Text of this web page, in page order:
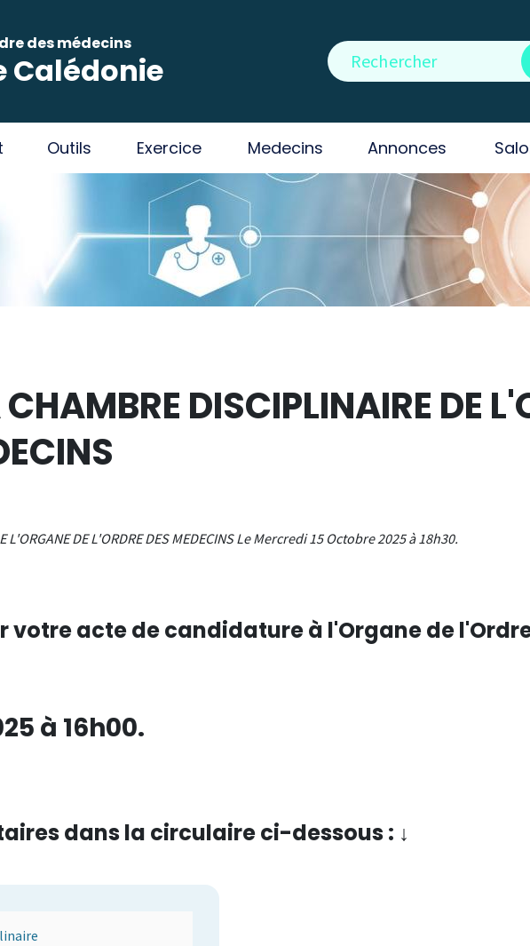
des médecins
Calédonie Rechercher
Outils Exercice Medecins Annonces
DISCIPLINAIRE DE
L'ORGANE DE L'ORDRE DES MEDECINS Le Mercredi 15 Octobre 2025 à 18h30.
votreacte de candidatureà l'Organe de
à 16h00.
dans la circulaire ci-dessous : ↓